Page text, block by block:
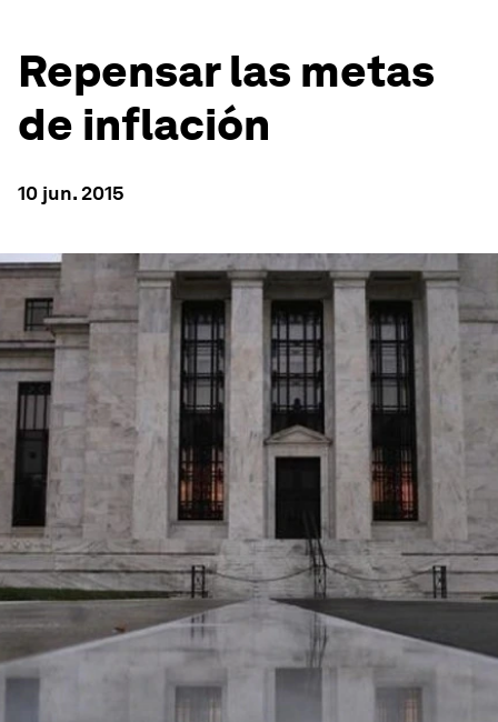
Repensar las metas
de inflación
10 jun. 2015